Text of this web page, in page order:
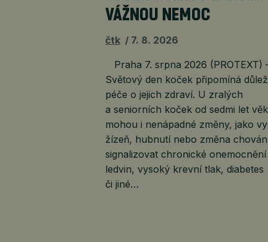
VÁŽNOU NEMOC
čtk 7. 8. 2026
Praha 7. srpna 2026 (PROTEXT)
Světový den koček připomíná
péče o jejich zdraví. U zralých
a seniorních koček od sedmi let
mohou i nenápadné změny, jako
žízeň, hubnutí nebo změna
signalizovat chronické onemocnění
ledvin, vysoký krevní tlak, diabetes
či jiné…